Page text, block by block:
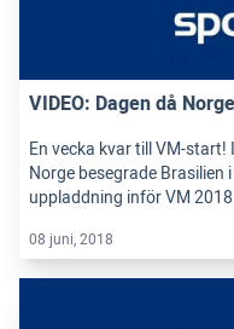
VIDEO: Dagen då
En vecka kvar till VM-
Norge besegrade
uppladdning inför VM
08 juni, 2018